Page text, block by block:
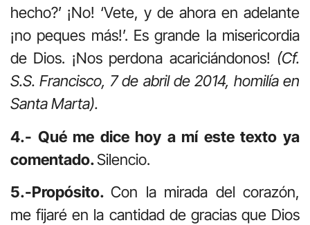
hecho?’ ¡No! ‘Vete, y de ahora en adelante
¡no peques más!’. Es grande la misericordia
de Dios. ¡Nos perdona acariciándonos! (Cf.
S.S. Francisco, 7 de abril de 2014, homilía en
Santa Marta).
4.- Qué me dice hoy a mí este texto ya
comentado.Silencio.
5.-Propósito.Con la mirada del corazón,
me fijaré en la cantidad de gracias que Dios